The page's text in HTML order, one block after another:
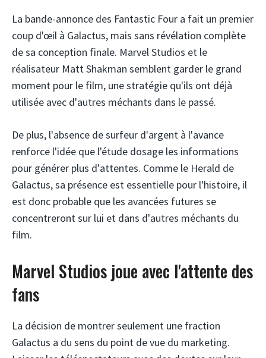
La bande-annonce des Fantastic Four a fait un premier
coup d'œil à Galactus, mais sans révélation complète
de sa conception finale. Marvel Studios et le
réalisateur Matt Shakman semblent garder le grand
moment pour le film, une stratégie qu'ils ont déjà
utilisée avec d'autres méchants dans le passé.
De plus, l'absence de surfeur d'argent à l'avance
renforce l'idée que l'étude dosage les informations
pour générer plus d'attentes. Comme le Herald de
Galactus, sa présence est essentielle pour l'histoire, il
est donc probable que les avancées futures se
concentreront sur lui et dans d'autres méchants du
film.
Marvel Studios joue avec l'attente des
fans
La décision de montrer seulement une fraction
Galactus a du sens du point de vue du marketing.